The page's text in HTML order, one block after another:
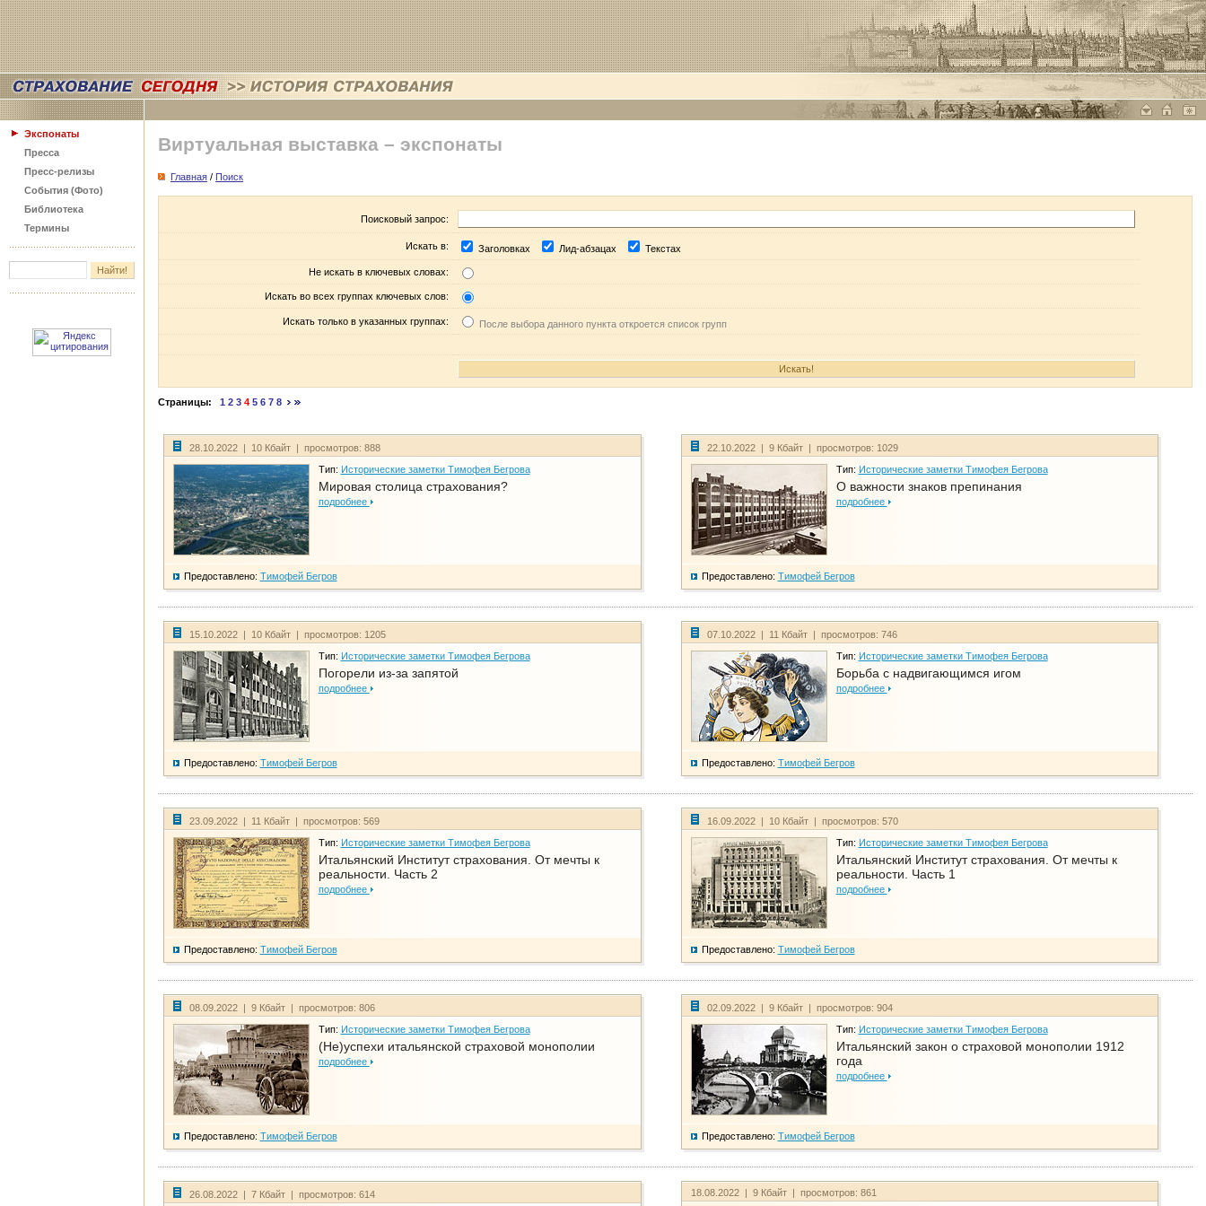
Экспонаты
Пресса
Пресс-релизы
События (Фото)
Библиотека
Термины
Виртуальная выставка – экспонаты
Главная / Поиск
Поисковый запрос:
Искать в: Заголовках Лид-абзацах Текстах
Не искать в ключевых словах:
Искать во всех группах ключевых слов:
Искать только в указанных группах: После выбора данного пункта откроется список групп
Страницы: 1 2 3 4 5 6 7 8
28.10.2022 | 10 Кбайт | просмотров: 888
Тип: Исторические заметки Тимофея Бегрова
Мировая столица страхования?
подробнее
Предоставлено: Тимофей Бегров
22.10.2022 | 9 Кбайт | просмотров: 1029
Тип: Исторические заметки Тимофея Бегрова
О важности знаков препинания
подробнее
Предоставлено: Тимофей Бегров
15.10.2022 | 10 Кбайт | просмотров: 1205
Тип: Исторические заметки Тимофея Бегрова
Погорели из-за запятой
подробнее
Предоставлено: Тимофей Бегров
07.10.2022 | 11 Кбайт | просмотров: 746
Тип: Исторические заметки Тимофея Бегрова
Борьба с надвигающимся игом
подробнее
Предоставлено: Тимофей Бегров
23.09.2022 | 11 Кбайт | просмотров: 569
Тип: Исторические заметки Тимофея Бегрова
Итальянский Институт страхования. От мечты к
реальности. Часть 2
подробнее
Предоставлено: Тимофей Бегров
16.09.2022 | 10 Кбайт | просмотров: 570
Тип: Исторические заметки Тимофея Бегрова
Итальянский Институт страхования. От мечты к
реальности. Часть 1
подробнее
Предоставлено: Тимофей Бегров
08.09.2022 | 9 Кбайт | просмотров: 806
Тип: Исторические заметки Тимофея Бегрова
(Не)успехи итальянской страховой монополии
подробнее
Предоставлено: Тимофей Бегров
02.09.2022 | 9 Кбайт | просмотров: 904
Тип: Исторические заметки Тимофея Бегрова
Итальянский закон о страховой монополии 1912
года
подробнее
Предоставлено: Тимофей Бегров
26.08.2022 | 7 Кбайт | просмотров: 614 18.08.2022 | 9 Кбайт | просмотров: 861